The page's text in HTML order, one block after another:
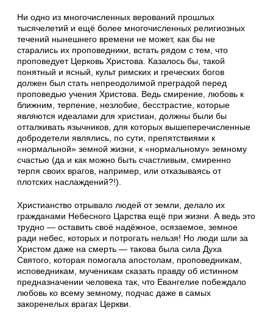
Ни одно из многочисленных верований прошлых
тысячелетий и ещё более многочисленных религиозных
течений нынешнего времени не может, как бы не
старались их проповедники, встать рядом с тем, что
проповедует Церковь Христова. Казалось бы, такой
понятный и ясный, культ римских и греческих богов
должен был стать непреодолимой преградой перед
проповедью учения Христова. Ведь смирение, любовь к
ближним, терпение, незлобие, бесстрастие, которые
являются идеалами для христиан, должны были бы
отталкивать язычников, для которых вышеперечисленные
добродетели являлись, по сути, препятствиями к
«нормальной» земной жизни, к «нормальному» земному
счастью (да и как можно быть счастливым, смиренно
терпя своих врагов, например, или отказываясь от
плотских наслаждений?!).
Христианство отрывало людей от земли, делало их
гражданами Небесного Царства ещё при жизни. А ведь это
трудно — оставить своё надёжное, осязаемое, земное
ради небес, которых и потрогать нельзя! Но люди шли за
Христом даже на смерть — такова была сила Духа
Святого, которая помогала апостолам, проповедникам,
исповедникам, мученикам сказать правду об истинном
предназначении человека так, что Евангелие побеждало
любовь ко всему земному, подчас даже в самых
закоренелых врагах Церкви.